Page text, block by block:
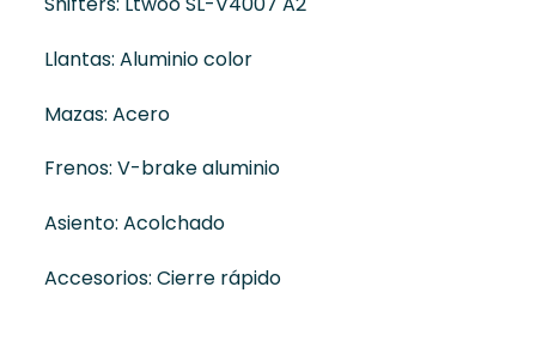
Llantas: Aluminio color
Mazas: Acero
Frenos: V-brake aluminio
Asiento: Acolchado
Accesorios: Cierre rápido